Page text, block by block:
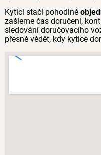
Kytici stačí pohodlně
zašleme čas doručení,
sledování doručovacího
přesně vědět, kdy kytice